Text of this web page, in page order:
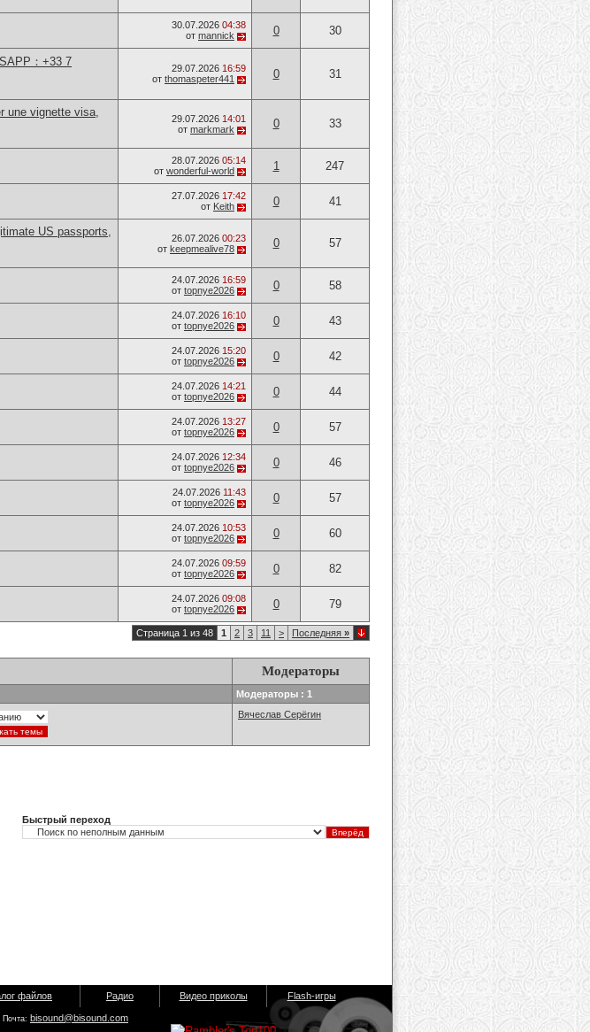
30.07.2026 04:38
от mannick 0 30
：+33 7
29.07.2026 16:59
от thomaspeter441 0 31
une vignette visa,
29.07.2026 14:01
от markmark 0 33
28.07.2026 05:14
от wonderful-world 1 247
27.07.2026 17:42
от Keith 0 41
US passports,
26.07.2026 00:23
от keepmealive78 0 57
24.07.2026 16:59
от topnye2026 0 58
24.07.2026 16:10
от topnye2026 0 43
24.07.2026 15:20
от topnye2026 0 42
24.07.2026 14:21
от topnye2026 0 44
24.07.2026 13:27
от topnye2026 0 57
24.07.2026 12:34
от topnye2026 0 46
24.07.2026 11:43
от topnye2026 0 57
24.07.2026 10:53
от topnye2026 0 60
24.07.2026 09:59
от topnye2026 0 82
24.07.2026 09:08
от topnye2026 0 79
Страница 1 из 48 1 2 3 11 > Последняя »
Модераторы
Модераторы : 1
Вячеслав Серёгин
Быстрый переход
файлов Радио Видео приколы Flash-игры
Почта: bisound@bisound.com